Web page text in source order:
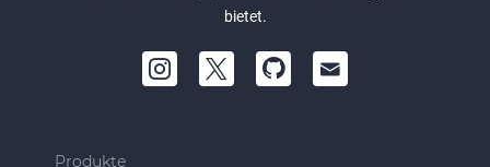
bietet.
Produkte